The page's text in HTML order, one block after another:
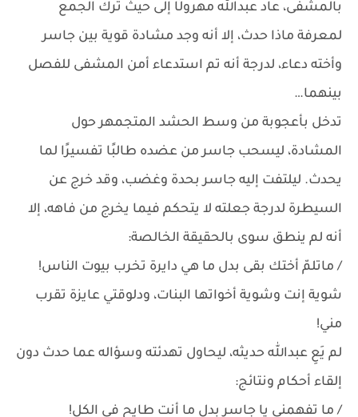
بالمشفى، عاد عبدالله مهرولًا إلى حيث ترك الجمع
لمعرفة ماذا حدث، إلا أنه وجد مشادة قوية بين جاسر
وأخته دعاء، لدرجة أنه تم استدعاء أمن المشفى للفصل
بينهما…
تدخل بأعجوبة من وسط الحشد المتجمهر حول
المشادة، ليسحب جاسر من عضده طالبًا تفسيرًا لما
يحدث. ليلتفت إليه جاسر بحدة وغضب، وقد خرج عن
السيطرة لدرجة جعلته لا يتحكم فيما يخرج من فاهه، إلا
أنه لم ينطق سوى بالحقيقة الخالصة:
/ ماتلمّ أختك بقى بدل ما هي دايرة تخرب بيوت الناس!
شوية إنت وشوية أخواتها البنات، ودلوقتي عايزة تقرب
مني!
لم يَعِ عبدالله حديثه، ليحاول تهدئته وسؤاله عما حدث دون
إلقاء أحكام ونتائج:
/ ما تفهمني يا جاسر بدل ما أنت طايح في الكل!